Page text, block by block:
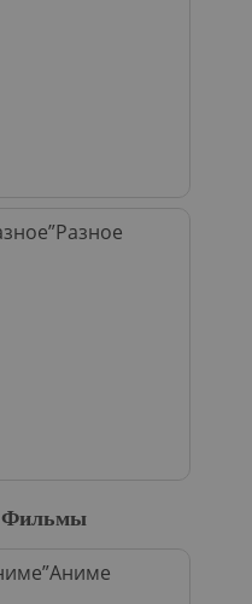
Разное
Фильмы
Аниме